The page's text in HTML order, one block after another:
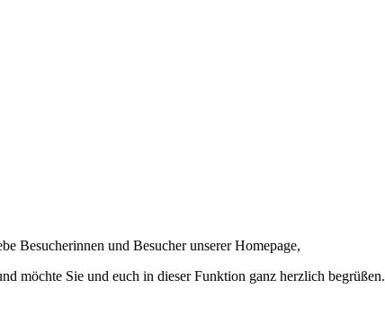
Besucherinnen und Besucher unserer Homepage,
möchte Sie und euch in dieser Funktion ganz herzlich begrüßen.